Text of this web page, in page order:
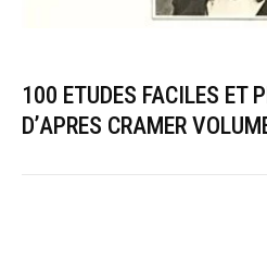
100 ETUDES FACILES ET
D’APRES CRAMER